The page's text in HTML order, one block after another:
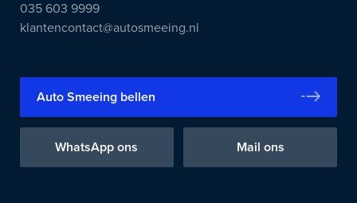
035 603 9999
klantencontact@autosmeeing.nl
Auto Smeeing bellen
WhatsApp ons Mail ons